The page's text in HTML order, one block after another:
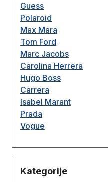
Guess
Polaroid
Max Mara
Tom Ford
Marc Jacobs
Carolina Herrera
Hugo Boss
Carrera
Isabel Marant
Prada
Vogue
Kategorije